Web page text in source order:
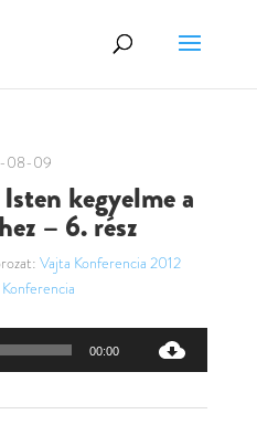
08-09
kegyelme a
– 6. rész
Vajta Konferencia 2012
Konferencia
Audió
00:00